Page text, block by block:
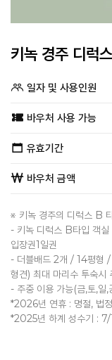
키녹 경주 디럭
일자 및 사용인원
바우처 사용 가능
유효기간
바우처 금액
※ 키녹 경주의 디럭스 B
- 키녹 디럭스 B타입 객
입장권1일권
- 더블배드 2개 / 14평형
형견) 최대 마리수 투숙시
- 주중 이용 가능(금,토,일,
*2026년 연휴 : 명절, 법
*2025년 하계 성수기 :